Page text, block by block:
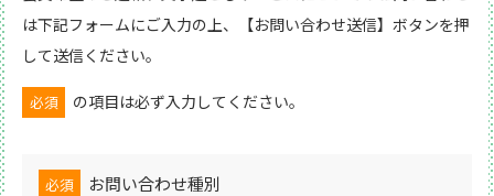
は下記フォームにご入力の上、【お問い合わせ送信】ボタンを押
して送信ください。
必須 の項目は必ず入力してください。
必須 お問い合わせ種別